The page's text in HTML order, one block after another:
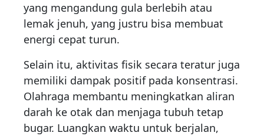
yang mengandung gula berlebih atau
lemak jenuh, yang justru bisa membuat
energi cepat turun.
Selain itu, aktivitas fisik secara teratur juga
memiliki dampak positif pada konsentrasi.
Olahraga membantu meningkatkan aliran
darah ke otak dan menjaga tubuh tetap
bugar. Luangkan waktu untuk berjalan,